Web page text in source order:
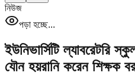
নিউজ
পড়া হচ্ছে...
ইউনিভার্সিটি ল্যাবরেটরি
যৌন হয়রানি করেন শিক্ষক